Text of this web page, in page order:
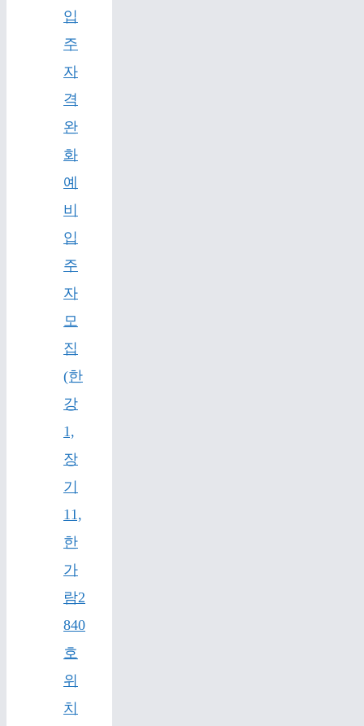
입
주
자
격
완
화
예
비
입
주
자
모
집
(한
강
1,
장
기
11,
한
가
람2
840
호
위
치